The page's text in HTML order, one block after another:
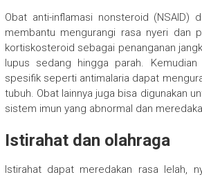
Obat anti-inflamasi nonsteroid (NSAID)
membantu mengurangi rasa nyeri dan
kortiskosteroid sebagai penanganan
lupus sedang hingga parah.
spesifik seperti antimalaria dapat
tubuh. Obat lainnya juga bisa digunakan
sistem imun yang abnormal dan
Istirahat dan olahraga
Istirahat dapat meredakan rasa lelah,